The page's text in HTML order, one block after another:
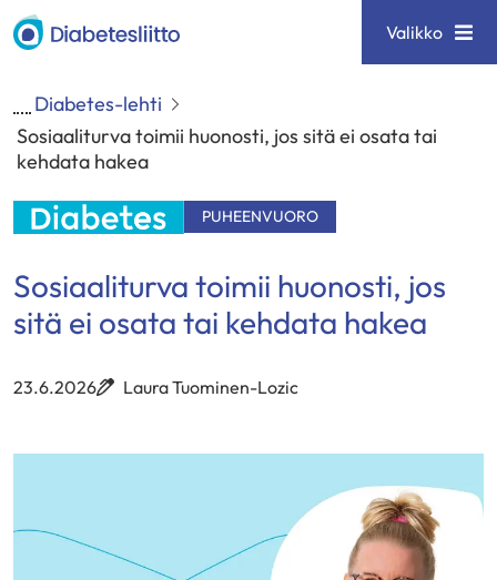
Siirry
sisältöön
Diabetesliitto Valikko
Diabetes-lehti
Sosiaaliturva toimii huonosti, jos sitä ei osata tai
kehdata hakea
PUHEENVUORO
Sosiaaliturva toimii huonosti, jos
sitä ei osata tai kehdata hakea
23.6.2026 Laura Tuominen-Lozic